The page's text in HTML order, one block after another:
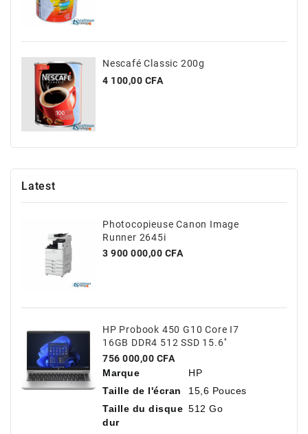
Nescafé Classic 200g
Prix
4 100,00 CFA
Latest
Photocopieuse Canon Image
Runner 2645i
Prix
3 900 000,00 CFA
HP Probook 450 G10 Core I7
16GB DDR4 512 SSD 15.6''
Prix
756 000,00 CFA
Marque
HP
Taille de l'écran
15,6 Pouces
Taille du disque
dur
512 Go